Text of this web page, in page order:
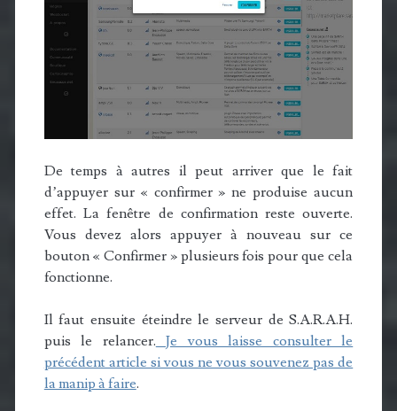
De temps à autres il peut arriver que le fait
d’appuyer sur « confirmer » ne produise aucun
effet. La fenêtre de confirmation reste ouverte.
Vous devez alors appuyer à nouveau sur ce
bouton « Confirmer » plusieurs fois pour que cela
fonctionne.
Il faut ensuite éteindre le serveur de S.A.R.A.H.
puis le relancer. Je vous laisse consulter le
précédent article si vous ne vous souvenez pas de
la manip à faire.